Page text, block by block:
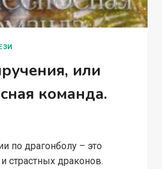
или
команда.
по драгонболу – это
страстных драконов.